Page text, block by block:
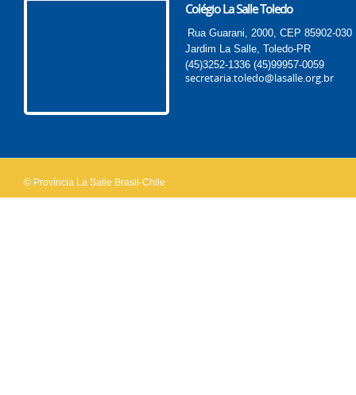
Colégio La Salle Toledo
Rua Guarani, 2000, CEP 85902-030
Jardim La Salle, Toledo-PR
(45)3252-1336 (45)99957-0059
secretaria.toledo@lasalle.org.br
© Província La Salle Brasil-Chile